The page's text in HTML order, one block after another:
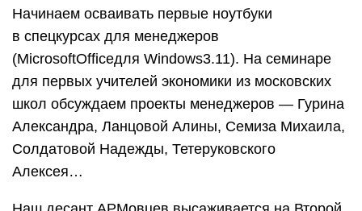
Начинаем осваивать первые ноутбуки
в спецкурсах для менеджеров
(MicrosoftOfficeдля Windows3.11). На семинаре
для первых учителей экономики из московских
школ обсуждаем проекты менеджеров — Гурина
Александра, Ланцовой Алины, Семиза Михаила,
Солдатовой Надежды, Тетеруковского
Алексея…